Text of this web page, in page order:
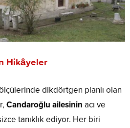
Hikâyeler
dikdörtgen planlı olan
Candaroğlu ailesinin acı ve
tanıklık ediyor. Her biri